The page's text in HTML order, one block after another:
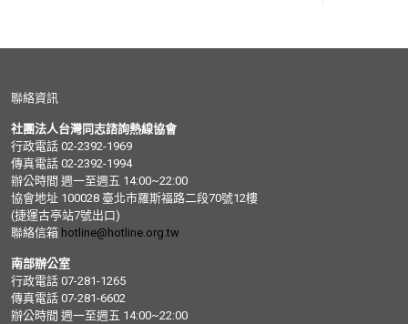
聯絡資訊
社團法人台灣同志諮詢熱線協會
行政電話 02-2392-1969
傳真電話 02-2392-1994
辦公時間 週一至週五 14:00~22:00
協會地址 100028 臺北市羅斯福路二段70號12樓
(捷運古亭站7號出口)
聯絡信箱 hotline@hotline.org.tw
南部辦公室
行政電話 07-281-1265
傳真電話 07-281-6602
辦公時間 週一至週五 14:00~22:00